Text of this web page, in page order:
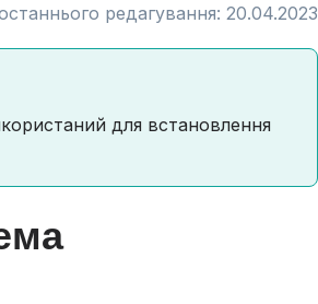
редагування: 20.04.2023
для встановлення